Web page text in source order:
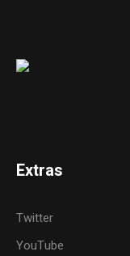
Extras
Twitter
YouTube